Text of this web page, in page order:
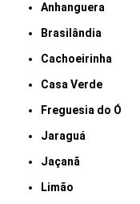
Anhanguera
Brasilândia
Cachoeirinha
Casa Verde
Freguesia do Ó
Jaraguá
Jaçanã
Limão